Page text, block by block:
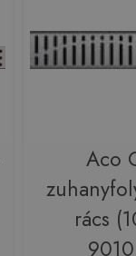
Aco
rács